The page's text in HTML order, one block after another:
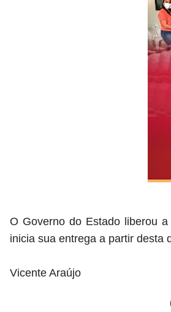
O Governo do Estado liberou
inicia sua entrega a partir desta
Vicente Araújo